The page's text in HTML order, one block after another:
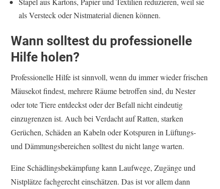
als Versteck oder Nistmaterial dienen können.
Wann solltest du professionelle
Hilfe holen?
Professionelle Hilfe ist sinnvoll, wenn du immer wieder frischen
Mäusekot findest, mehrere Räume betroffen sind, du Nester
oder tote Tiere entdeckst oder der Befall nicht eindeutig
einzugrenzen ist. Auch bei Verdacht auf Ratten, starken
Gerüchen, Schäden an Kabeln oder Kotspuren in Lüftungs-
und Dämmungsbereichen solltest du nicht lange warten.
Eine Schädlingsbekämpfung kann Laufwege, Zugänge und
Nistplätze fachgerecht einschätzen. Das ist vor allem dann